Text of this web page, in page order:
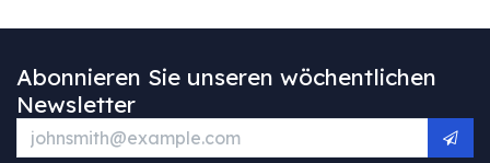
Abonnieren Sie unseren wöchentlichen
Newsletter